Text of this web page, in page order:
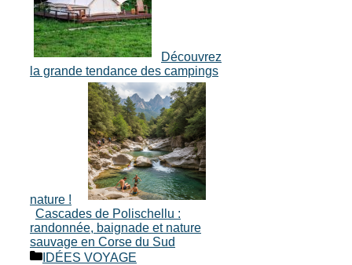
Découvrez
la grande tendance des campings
nature !
Cascades de Polischellu :
randonnée, baignade et nature
sauvage en Corse du Sud
Catégories
IDÉES VOYAGE